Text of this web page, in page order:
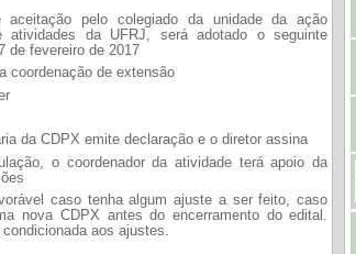
aceitação pelo colegiado da unidade da ação
atividades da UFRJ, será adotado o seguinte
de fevereiro de 2017
coordenação de extensão
da CDPX emite declaração e o diretor assina
o coordenador da atividade terá apoio da
caso tenha algum ajuste a ser feito, caso
nova CDPX antes do encerramento do edital.
aos ajustes.